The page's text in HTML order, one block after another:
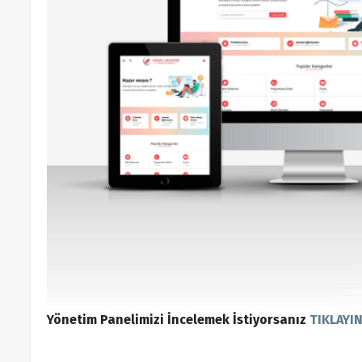
Yönetim Panelimizi İncelemek İstiyorsanız TIKLAYIN